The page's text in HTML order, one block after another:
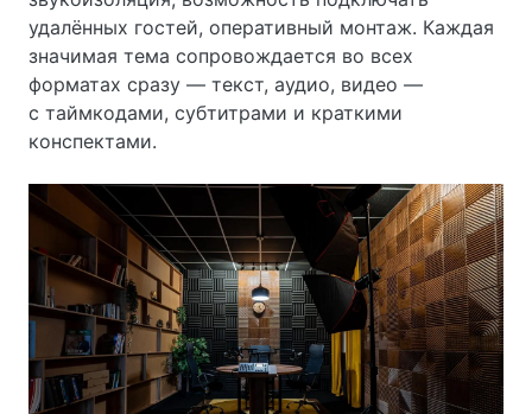
удалённых гостей, оперативный монтаж. Каждая
значимая тема сопровождается во всех
форматах сразу — текст, аудио, видео —
с таймкодами, субтитрами и краткими
конспектами.